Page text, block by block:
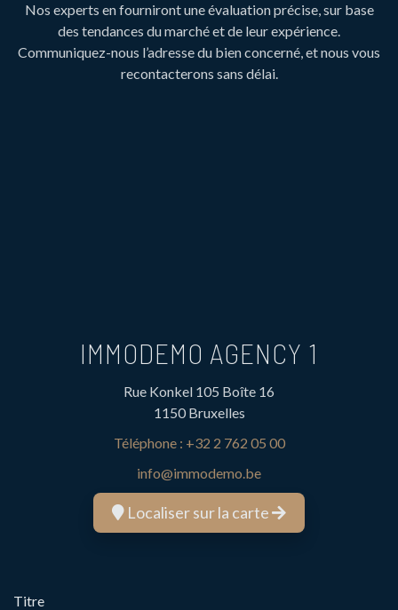
Nos experts en fourniront une évaluation précise, sur base
des tendances du marché et de leur expérience.
Communiquez-nous l’adresse du bien concerné, et nous vous
recontacterons sans délai.
IMMODEMO AGENCY 1
Rue Konkel 105 Boîte 16
1150 Bruxelles
Téléphone : +32 2 762 05 00
info@immodemo.be
Localiser sur la carte
Titre